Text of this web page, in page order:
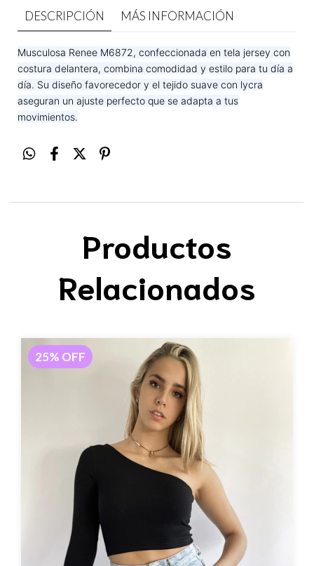
DESCRIPCIÓN MÁS INFORMACIÓN
Musculosa Renee M6872, confeccionada en tela jersey con
costura delantera, combina comodidad y estilo para tu día a
día. Su diseño favorecedor y el tejido suave con lycra
aseguran un ajuste perfecto que se adapta a tus
movimientos.
Productos
Relacionados
25% OFF